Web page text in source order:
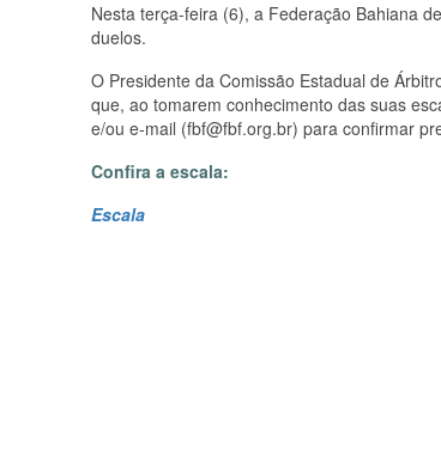
Nesta terça-feira (6), a Federação Bahiana
duelos.
O Presidente da Comissão Estadual de
que, ao tomarem conhecimento das suas
e/ou e-mail (fbf@fbf.org.br) para confirmar
Confira a escala:
Escala